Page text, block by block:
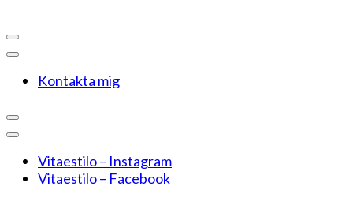
Kontakta mig
Vitaestilo – Instagram
Vitaestilo – Facebook